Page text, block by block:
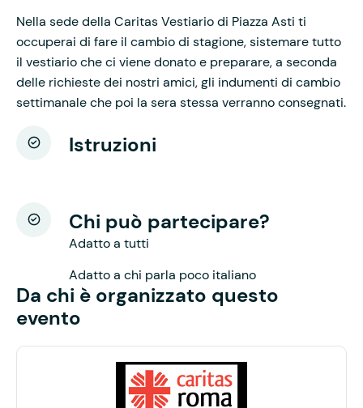
Nella sede della Caritas Vestiario di Piazza Asti ti
occuperai di fare il cambio di stagione, sistemare tutto
il vestiario che ci viene donato e preparare, a seconda
delle richieste dei nostri amici, gli indumenti di cambio
settimanale che poi la sera stessa verranno consegnati.
Istruzioni
Chi può partecipare?
Adatto a tutti
Adatto a chi parla poco italiano
Da chi è organizzato questo
evento